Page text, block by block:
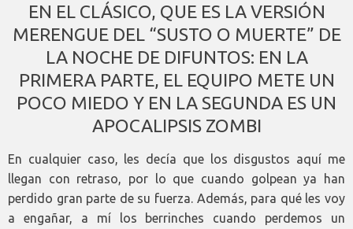
EN EL CLÁSICO, QUE ES LA VERSIÓN
MERENGUE DEL “SUSTO O MUERTE” DE
LA NOCHE DE DIFUNTOS: EN LA
PRIMERA PARTE, EL EQUIPO METE UN
POCO MIEDO Y EN LA SEGUNDA ES UN
APOCALIPSIS ZOMBI
En cualquier caso, les decía que los disgustos aquí me
llegan con retraso, por lo que cuando golpean ya han
perdido gran parte de su fuerza. Además, para qué les voy
a engañar, a mí los berrinches cuando perdemos un